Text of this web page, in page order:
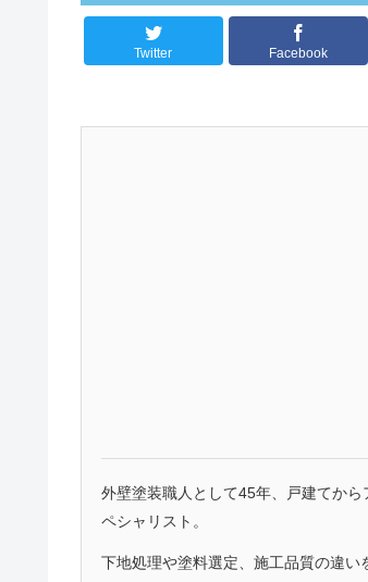
Twitter Facebook
外壁塗装職人として45年、戸建てか
ペシャリスト。
下地処理や塗料選定、施工品質の違い